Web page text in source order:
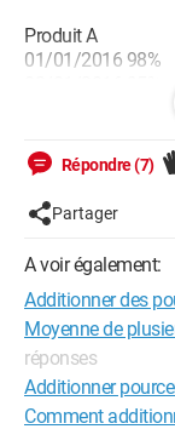
Produit A
01/01/2016 98%
...
J'aimerais avoir
Ca fait 3 jours
mais lorque je l'a
écart de peu.
je vous remercie
Cdt
Répondre (7)
Partager
A voir également:
Additionner des
Moyenne de
réponses
Additionner
Comment